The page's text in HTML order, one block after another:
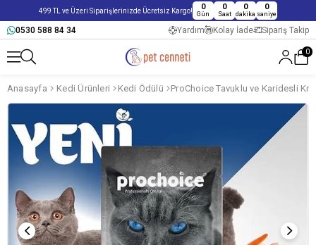
499 TL ve Üzeri Siparişlerinizde Ücretsiz Kargo! 0
Gün
0
Saat
0
dakika
0
saniye
0530 588 84 34 Yardım Kolay İade Sipariş Takip
0
Anasayfa Kedi Ürünleri Kedi Ödülü